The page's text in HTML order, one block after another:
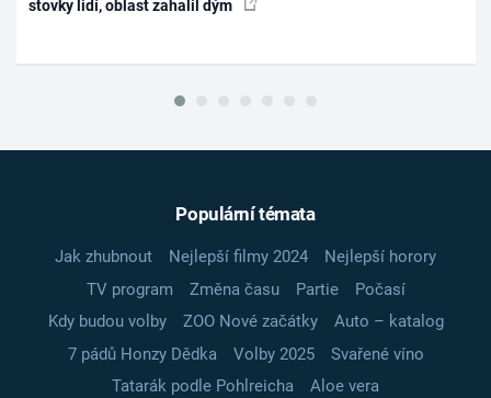
stovky lidí, oblast zahalil dým
Populární témata
Jak zhubnout Nejlepší filmy 2024
Nejlepší horory
TV program
Změna času Partie
Počasí
Kdy budou volby
ZOO Nové začátky
Auto – katalog
7 pádů Honzy Dědka
Volby 2025
Svařené víno
Tatarák podle Pohlreicha
Aloe vera